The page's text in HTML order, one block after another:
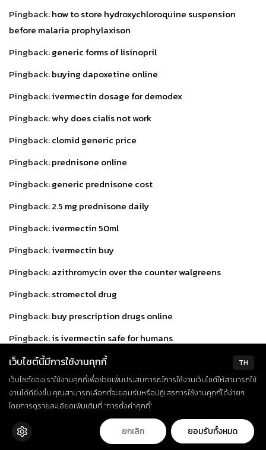
Pingback:how to store hydroxychloroquine suspension
before malaria prophylaxison
Pingback:generic forms of lisinopril
Pingback:buying dapoxetine online
Pingback:ivermectin dosage for demodex
Pingback:why does cialis not work
Pingback:clomid generic price
Pingback:prednisone online
Pingback:generic prednisone cost
Pingback:2.5 mg prednisone daily
Pingback:ivermectin 50ml
Pingback:ivermectin buy
Pingback:azithromycin over the counter walgreens
Pingback:stromectol drug
Pingback:buy prescription drugs online
Pingback:is ivermectin safe for humans
Pingback:z pack otc
Pingback:buy prescription drugs online legally
Pingback:viagra australia pharmacy
Pingback:
sildenafil 10 mg tablet
TH
เว็บไซต์นี้มีการใช้งานคุกกี้
เว็บไซต์ของเราใช้งานคุกกี้เพื่อช่วยเพิ่มประสบการณ์การใช้งานเว็บไซต์ให้สามารถใช้
งานได้ดียิ่งขึ้น คุณสามารถเลือกที่จะยอมรับหรือปฏิเสธการใช้งานคุกกี้ได้ง่ายๆ
โดยการดูรายละเอียดเพิ่มเติมที่ “การตั้งค่าคุกกี้”
ยกเลิก ยอมรับทั้งหมด